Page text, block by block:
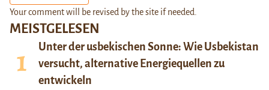
MEISTGELESEN
Unter der usbekischen Sonne: Wie Usbekistan
versucht, alternative Energiequellen zu
entwickeln
Your comment will be revised by the site if needed.